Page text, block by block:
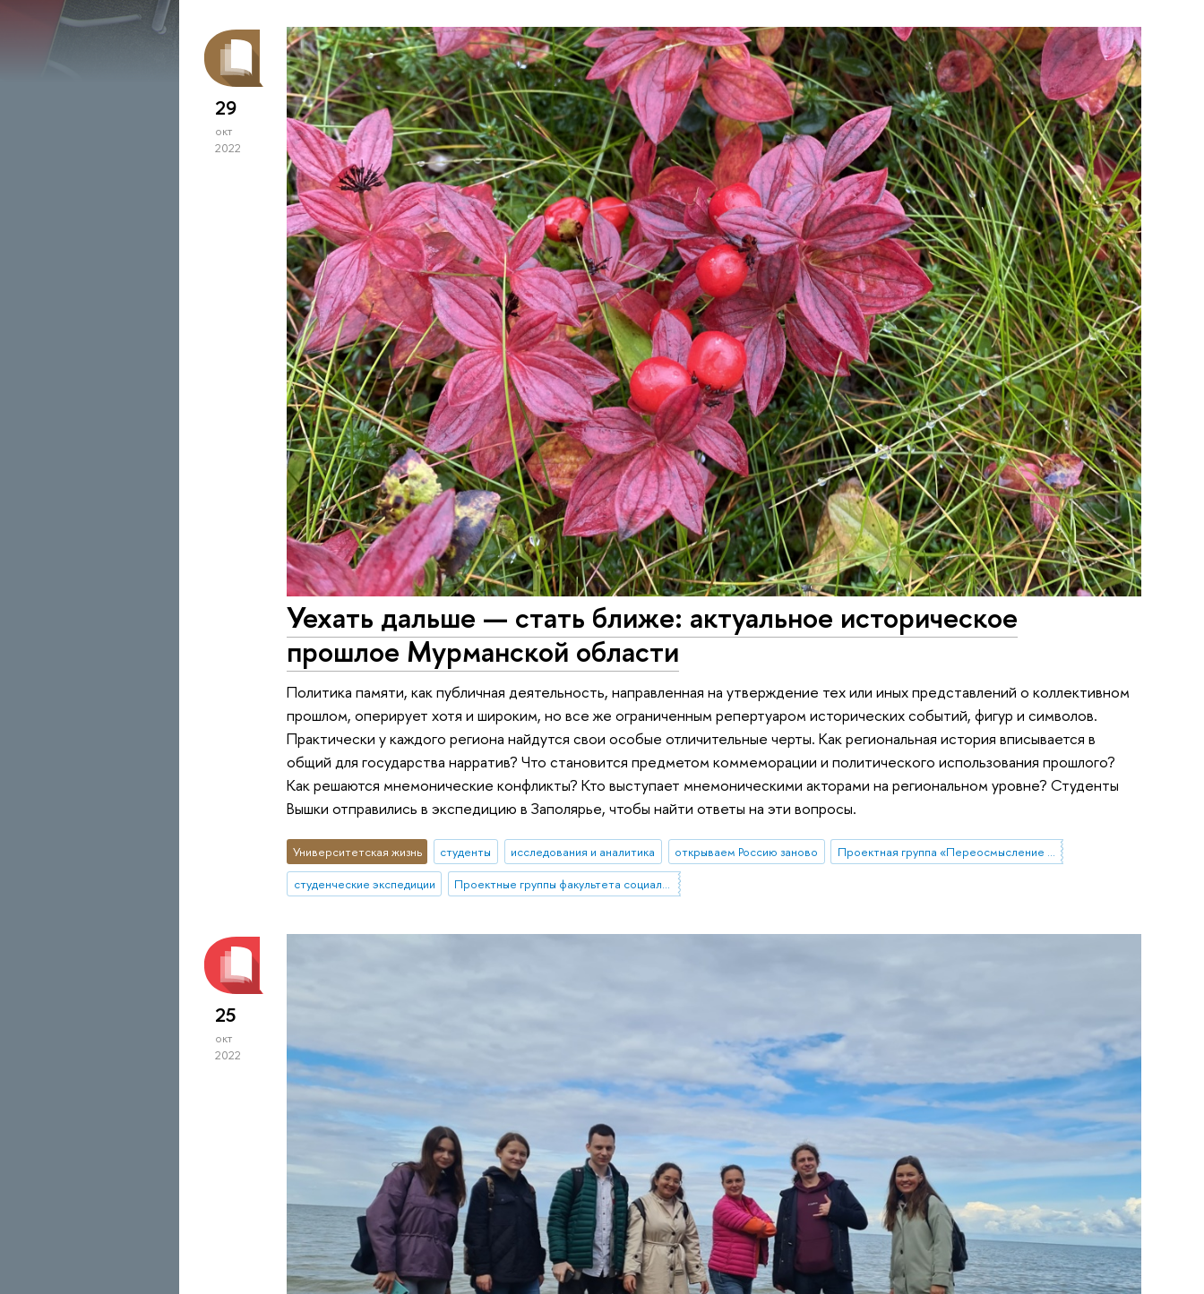
29
окт
2022
Уехать дальше — стать ближе: актуальное историческое
прошлое Мурманской области
Политика памяти, как публичная деятельность, направленная на утверждение тех или иных представлений о коллективном
прошлом, оперирует хотя и широким, но все же ограниченным репертуаром исторических событий, фигур и символов.
Практически у каждого региона найдутся свои особые отличительные черты. Как региональная история вписывается в
общий для государства нарратив? Что становится предметом коммеморации и политического использования прошлого?
Как решаются мнемонические конфликты? Кто выступает мнемоническими акторами на региональном уровне? Студенты
Вышки отправились в экспедицию в Заполярье, чтобы найти ответы на эти вопросы.
Университетская жизнь студенты исследования и аналитика открываем Россию заново
Проектная группа «Переосмысление опыта 90-х в политики памяти современной России»
студенческие экспедиции
Проектные группы факультета социальных наук
25
окт
2022